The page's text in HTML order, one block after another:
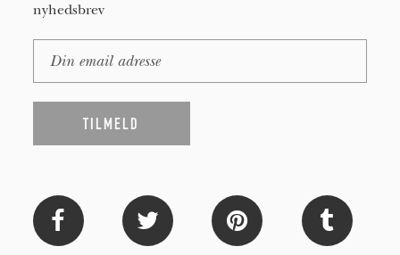
nyhedsbrev